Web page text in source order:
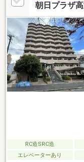
朝日プラザ高
RC造SRC造
エレベーターあり